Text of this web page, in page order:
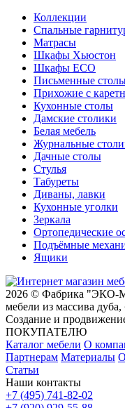
Коллекции
Спальные
Матрасы
Шкафы Хьюстон
Шкафы ECO
Письменные
Прихожие с
Кухонные столы
Дамские столики
Белая мебель
Журнальные
Дачные столы
Стулья
Табуреты
Диваны, лавки
Кухонные уголки
Зеркала
Ортопедические
Подъёмные
Ящики
2026 © Фабрика "ЭКО-
мебели из массива
Создание и
ПОКУПАТЕЛЮ
Каталог мебели О
Партнерам Материалы
Статьи
Наши контакты
+7 (495) 741-82-02